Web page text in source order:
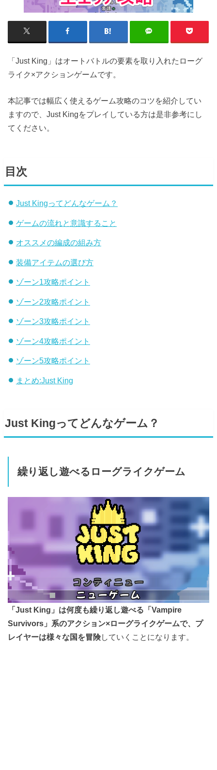
「Just King」はオートバトルの要素を取り入れたローグ
ライク×アクションゲームです。
本記事では幅広く使えるゲーム攻略のコツを紹介してい
ますので、Just Kingをプレイしている方は是非参考にし
てください。
目次
Just Kingってどんなゲーム？
ゲームの流れと意識すること
オススメの編成の組み方
装備アイテムの選び方
ゾーン1攻略ポイント
ゾーン2攻略ポイント
ゾーン3攻略ポイント
ゾーン4攻略ポイント
ゾーン5攻略ポイント
まとめ:Just King
Just Kingってどんなゲーム？
繰り返し遊べるローグライクゲーム
「Just King」は何度も繰り返し遊べる「Vampire
Survivors」系のアクション×ローグライクゲームで、プ
レイヤーは様々な国を冒険していくことになります。